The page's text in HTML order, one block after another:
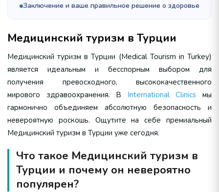
Заключение и ваше правильное решение о здоровье
Медицинский туризм в Турции
Медицинский туризм в Турции (Medical Tourism in Turkey)
является идеальным и бесспорным выбором для
получения превосходного, высококачественного
мирового здравоохранения. В International Clinics мы
гармонично объединяем абсолютную безопасность и
невероятную роскошь. Ощутите на себе премиальный
Медицинский туризм в Турции уже сегодня.
Что такое Медицинский туризм в
Турции и почему он невероятно
популярен?